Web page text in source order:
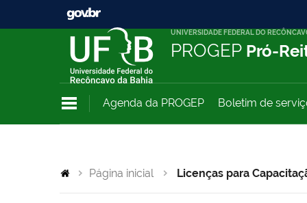
UNIVERSIDADE FEDERAL DO
PROGEP Pró-
Agenda da PROGEP Boletim de
Página inicial Licenças para